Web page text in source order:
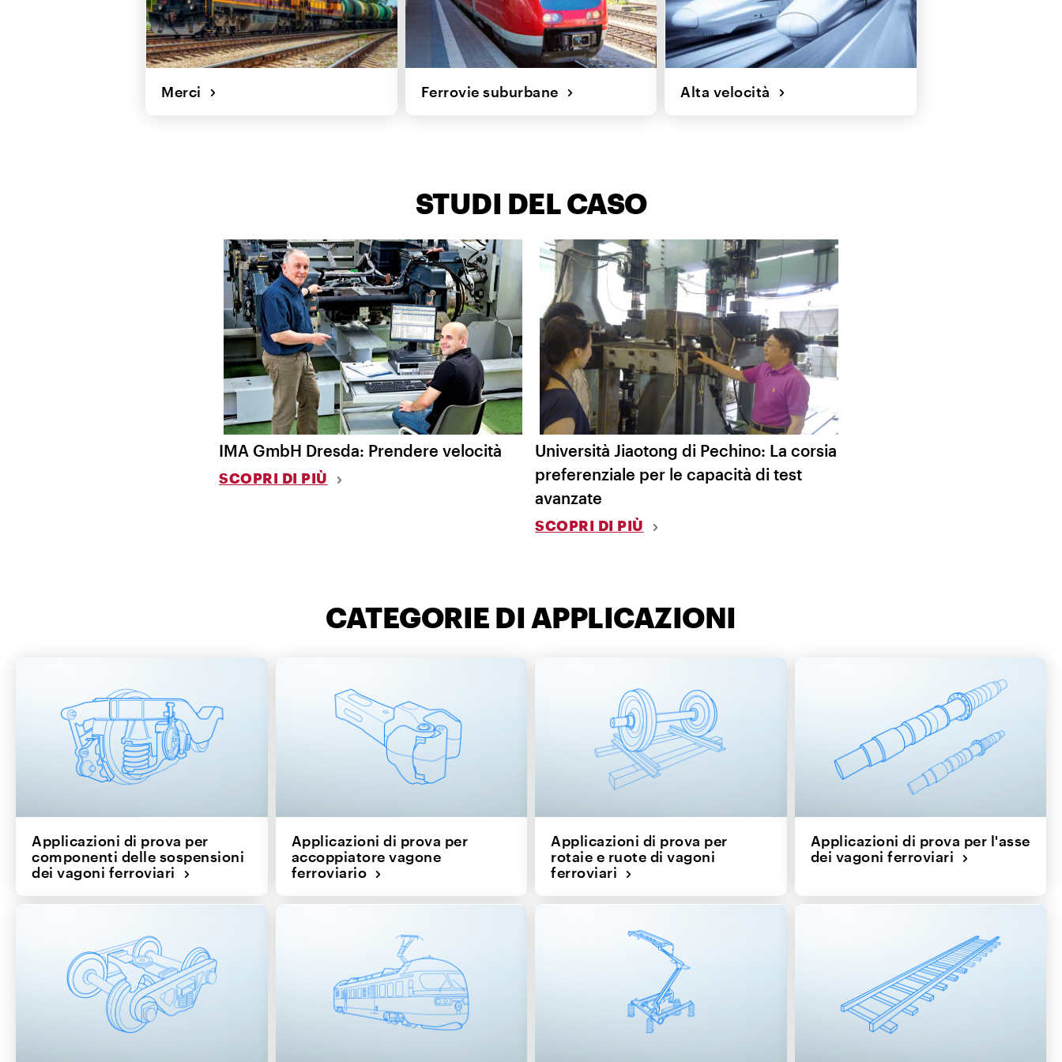
Merci Ferrovie suburbane Alta velocità
STUDI DEL CASO
IMA GmbH Dresda: Prendere velocità
SCOPRI DI PIÙ
Università Jiaotong di Pechino: La corsia
preferenziale per le capacità di test
avanzate
SCOPRI DI PIÙ
CATEGORIE DI APPLICAZIONI
Applicazioni di prova per
componenti delle sospensioni
dei vagoni ferroviari
Applicazioni di prova per
accoppiatore vagone
ferroviario
Applicazioni di prova per
rotaie e ruote di vagoni
ferroviari
Applicazioni di prova per l'asse
dei vagoni ferroviari